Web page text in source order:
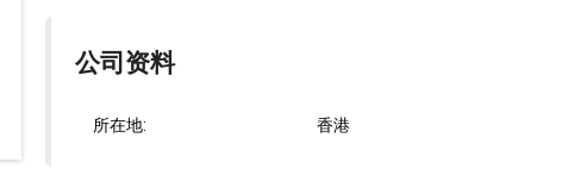
公司资料
所在地: 香港